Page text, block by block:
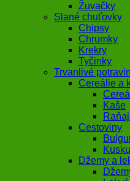
Žuvačky
Slané chuťovky
Chipsy
Chrumky
Krekry
Tyčinky
Trvanlivé
Cereálie a
Kaše
Cestoviny
Džemy a